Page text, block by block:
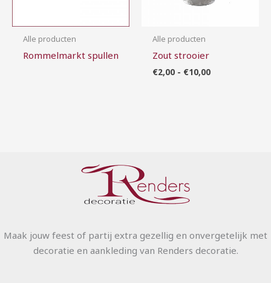
Alle producten
Rommelmarkt spullen
Alle producten
Zout strooier
€2,00 - €10,00
Maak jouw feest of partij extra gezellig en onvergetelijk met
decoratie en aankleding van Renders decoratie.